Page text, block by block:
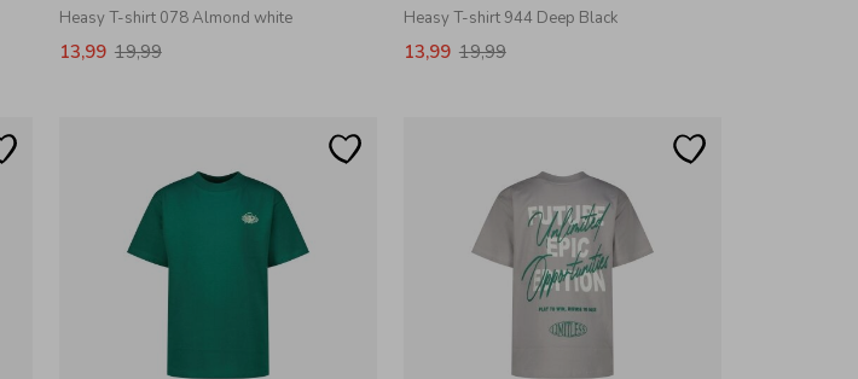
Heasy T-shirt 078 Almond white
13,99 19,99
Heasy T-shirt 944 Deep Black
13,99 19,99